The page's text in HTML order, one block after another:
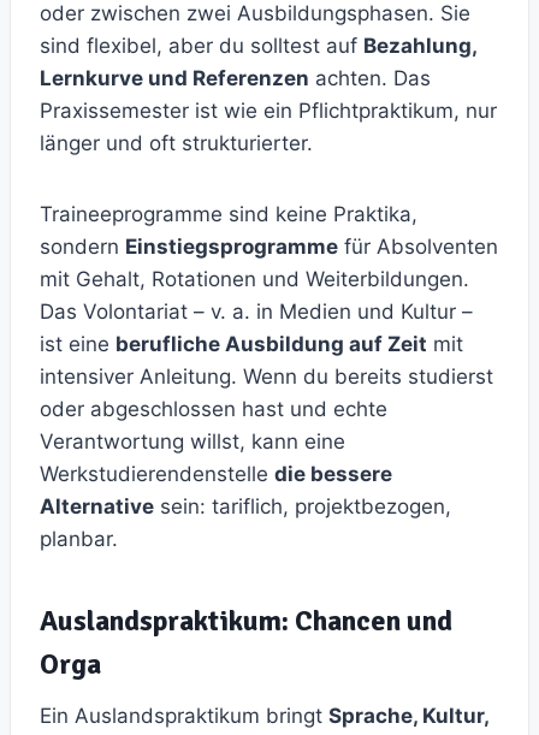
oder zwischen zwei Ausbildungsphasen. Sie
sind flexibel, aber du solltest auf Bezahlung,
Lernkurve und Referenzen achten. Das
Praxissemester ist wie ein Pflichtpraktikum, nur
länger und oft strukturierter.
Traineeprogramme sind keine Praktika,
sondern Einstiegsprogramme für Absolventen
mit Gehalt, Rotationen und Weiterbildungen.
Das Volontariat – v. a. in Medien und Kultur –
ist eine berufliche Ausbildung auf Zeit mit
intensiver Anleitung. Wenn du bereits studierst
oder abgeschlossen hast und echte
Verantwortung willst, kann eine
Werkstudierendenstelle die bessere
Alternative sein: tariflich, projektbezogen,
planbar.
Auslandspraktikum: Chancen und
Orga
Ein Auslandspraktikum bringt Sprache, Kultur,